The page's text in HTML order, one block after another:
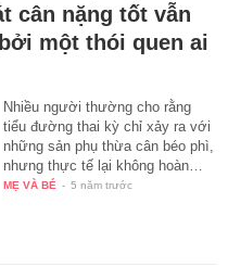
cân nặng tốt vẫn
một thói quen ai
Nhiều người thường cho rằng
tiểu đường thai kỳ chỉ xảy ra với
những sản phụ thừa cân béo phì,
nhưng thực tế lại không hoàn…
MẸ VÀ BÉ - 5 năm trước